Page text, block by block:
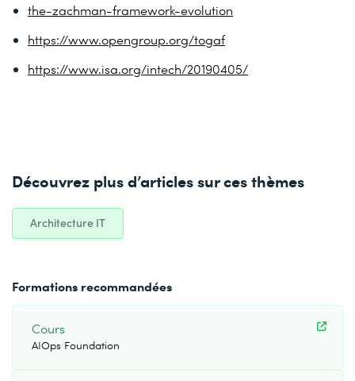
the-zachman-framework-evolution
https://www.opengroup.org/togaf
https://www.isa.org/intech/20190405/
Découvrez plus d’articles sur ces thèmes
Architecture IT
Formations recommandées
Cours
AIOps Foundation